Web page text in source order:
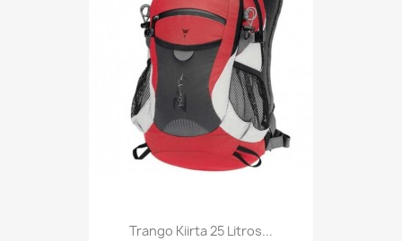
Trango Kiirta 25 Litros...